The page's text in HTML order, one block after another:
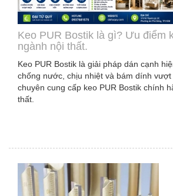
Keo PUR Bostik là gì? Ưu điểm
ngành nội thất.
Keo PUR Bostik là giải pháp dán cạnh
chống nước, chịu nhiệt và bám dính
chuyên cung cấp keo PUR Bostik chính
thất.